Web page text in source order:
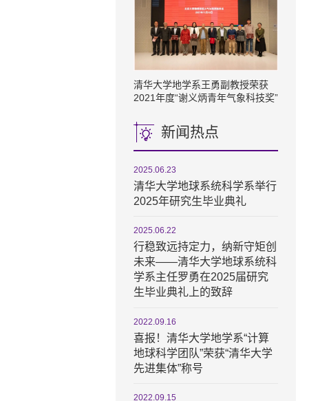
清华大学地学系王勇副教授荣获​
2021年度“谢义炳青年气象科技奖”
新闻热点
2025.06.23
清华大学地球系统科学系举行
2025年研究生毕业典礼
2025.06.22
行稳致远持定力，纳新守矩创
未来——清华大学地球系统科
学系主任罗勇在2025届研究
生毕业典礼上的致辞
2022.09.16
喜报！清华大学地学系“计算
地球科学团队”荣获“清华大学
先进集体”称号
2022.09.15